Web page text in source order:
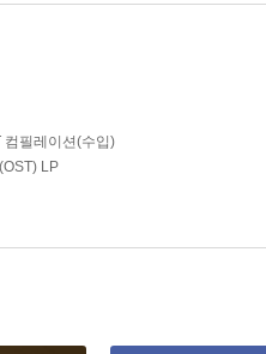
컴필레이션(수입)
LP